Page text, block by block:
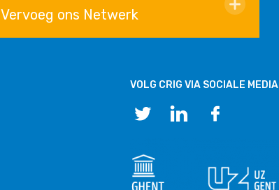
Vervoeg ons Netwerk
VOLG CRIG VIA SOCIALE MEDIA